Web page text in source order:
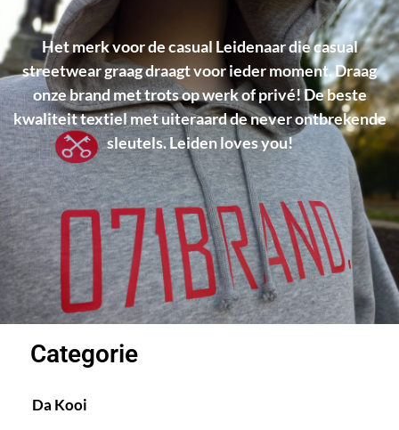
Het merk voor de casual Leidenaar die casual
streetwear graag draagt voor ieder moment. Draag
onze brand met trots op werk of privé! De beste
kwaliteit textiel met uiteraard de never ontbrekende
sleutels. Leiden loves you!
Categorie
Da Kooi